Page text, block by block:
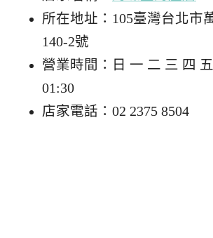
所在地址：105臺灣台北市
140-2號
營業時間：日 一 二 三 四
01:30
店家電話：02 2375 8504